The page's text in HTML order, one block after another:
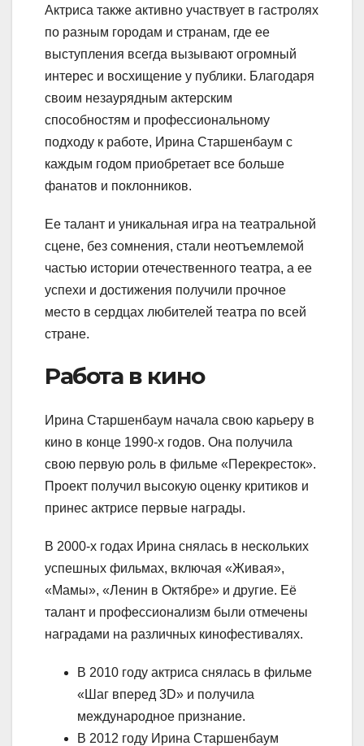
Актриса также активно участвует в гастролях
по разным городам и странам, где ее
выступления всегда вызывают огромный
интерес и восхищение у публики. Благодаря
своим незаурядным актерским
способностям и профессиональному
подходу к работе, Ирина Старшенбаум с
каждым годом приобретает все больше
фанатов и поклонников.
Ее талант и уникальная игра на театральной
сцене, без сомнения, стали неотъемлемой
частью истории отечественного театра, а ее
успехи и достижения получили прочное
место в сердцах любителей театра по всей
стране.
Работа в кино
Ирина Старшенбаум начала свою карьеру в
кино в конце 1990-х годов. Она получила
свою первую роль в фильме «Перекресток».
Проект получил высокую оценку критиков и
принес актрисе первые награды.
В 2000-х годах Ирина снялась в нескольких
успешных фильмах, включая «Живая»,
«Мамы», «Ленин в Октябре» и другие. Её
талант и профессионализм были отмечены
наградами на различных кинофестивалях.
В 2010 году актриса снялась в фильме
«Шаг вперед 3D» и получила
международное признание.
В 2012 году Ирина Старшенбаум